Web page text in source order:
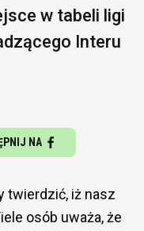
w tabeli ligi
Interu
NA
twierdzić, iż nasz
osób uważa, że